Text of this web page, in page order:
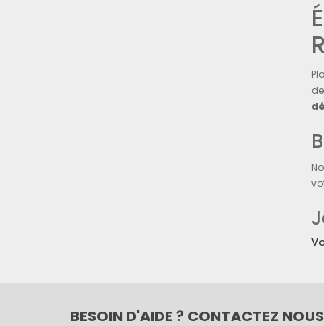
BESOIN D'AIDE ? CONTACTEZ NOUS